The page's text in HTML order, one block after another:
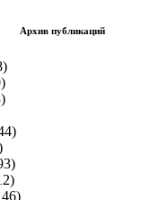
Архив публикаций